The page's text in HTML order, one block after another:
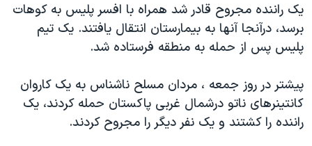
قانون شفافیت دارائی کادر رهبری ایران
اعتراضات مردمی آبان ۹۸
نرگس محمدی برنده جایزه نوبل صلح
همایش محافظه‌کاران آمریکا «سی‌پک»
یک راننده مجروح قادر شد همراه با افسر پلیس به کوهات
برسد، درآنجا آنها به بیمارستان انتقال یافتند. یک تیم
پلیس پس از حمله به منطقه فرستاده شد.
پیشتر در روز جمعه ، مردان مسلح ناشناس به یک کاروان
کانتینرهای ناتو درشمال غربی پاکستان حمله کردند، یک
راننده را کشتند و یک نفر دیگر را مجروح کردند.